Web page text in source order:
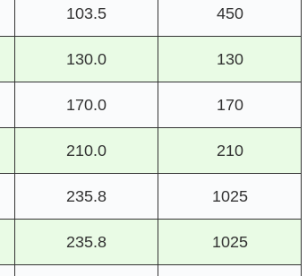
103.5 450
130.0 130
170.0 170
210.0 210
235.8 1025
235.8 1025